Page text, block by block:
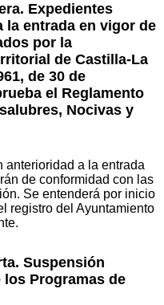
Expedientes
entrada en vigor de
por la
de Castilla-La
de 30 de
el Reglamento
Nocivas y
anterioridad a la entrada
de conformidad con las
Se entenderá por inicio
registro del Ayuntamiento
Suspensión
Programas de